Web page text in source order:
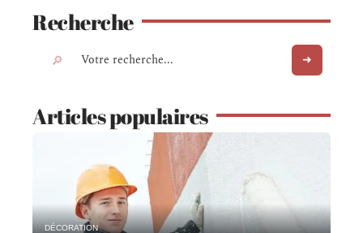
Recherche
Articles populaires
DÉCORATION